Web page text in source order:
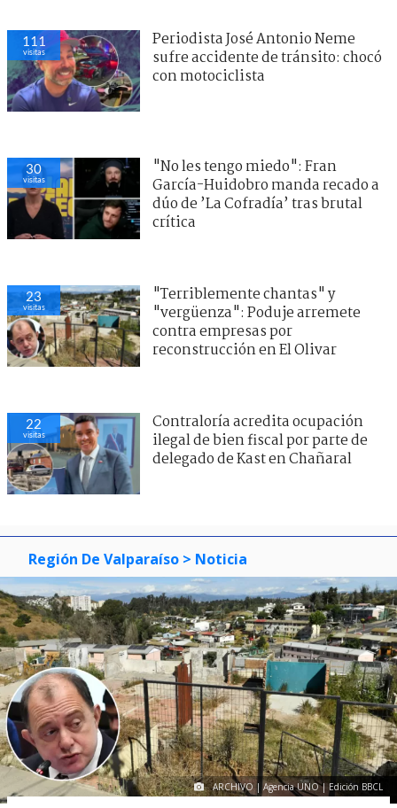
111
visitas
Periodista José Antonio Neme
sufre accidente de tránsito: chocó
con motociclista
30
visitas
"No les tengo miedo": Fran
García-Huidobro manda recado a
dúo de ’La Cofradía’ tras brutal
crítica
23
visitas
"Terriblemente chantas" y
"vergüenza": Poduje arremete
contra empresas por
reconstrucción en El Olivar
22
visitas
Contraloría acredita ocupación
ilegal de bien fiscal por parte de
delegado de Kast en Chañaral
Región De Valparaíso > Noticia
ARCHIVO | Agencia UNO | Edición BBCL